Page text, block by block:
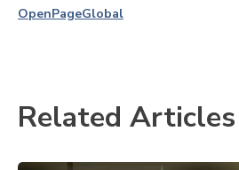
OpenPageGlobal
Related Articles